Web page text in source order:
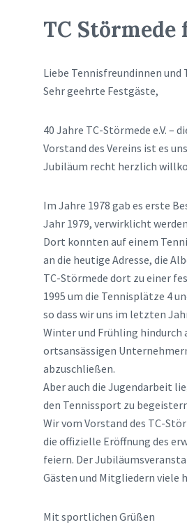
TC
Liebe Tennisfreundinnen und
Sehr geehrte Festgäste,
40 Jahre TC-Störmede e.V. –
Vorstand des Vereins ist es
Jubiläum recht herzlich
Im Jahre 1978 gab es erste
Jahr 1979, verwirklicht
Dort konnten auf einem
an die heutige Adresse, die
TC-Störmede dort zu einer
1995 um die Tennisplätze 4
so dass wir uns im letzten
Winter und Frühling
ortsansässigen
abzuschließen.
Aber auch die Jugendarbeit
den Tennissport zu
Wir vom Vorstand des TC-
die offizielle Eröffnung des
feiern. Der
Gästen und Mitgliedern viele
Mit sportlichen Grüßen